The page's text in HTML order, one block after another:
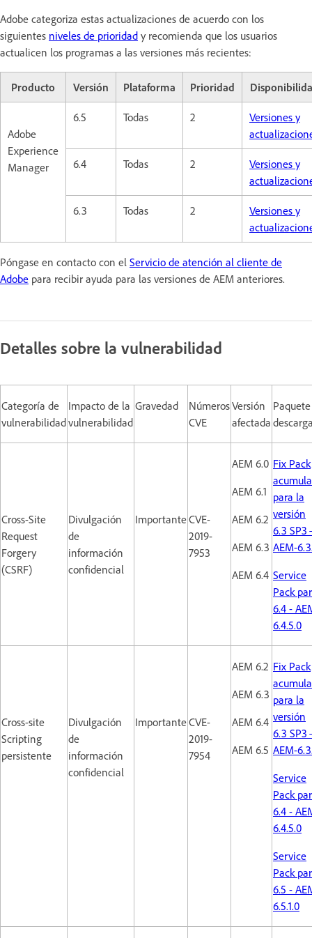
Adobe categoriza estas actualizaciones de acuerdo con los
siguientes niveles de prioridad y recomienda que los usuarios
actualicen los programas a las versiones más recientes:
Producto Versión Plataforma Prioridad
Adobe
Experience
Manager
6.5 Todas 2
Versiones y
6.4 Todas 2
Versiones y
6.3 Todas 2
Versiones y
Póngase en contacto con el Servicio de atención al cliente de
Adobe para recibir ayuda para las versiones de AEM anteriores.
Detalles sobre la vulnerabilidad
Categoría de
vulnerabilidad
Impacto de la
vulnerabilidad
Gravedad
Números
CVE
Versión
afectada
Cross-Site
Request
Forgery
(CSRF)
Divulgación
de
información
confidencial
ImportanteCVE-
2019-
7953
AEM 6.0
AEM 6.1
AEM 6.2
AEM 6.3
AEM 6.4
Fix Pack
para la
versión
6.3 SP3
AEM-
Service
Pack
6.4 -
6.4.5.0
Cross-site
Scripting
persistente
Divulgación
de
información
confidencial
ImportanteCVE-
2019-
7954
AEM 6.2
AEM 6.3
AEM 6.4
AEM 6.5
Fix Pack
para la
versión
6.3 SP3
AEM-
Service
Pack
6.4 -
6.4.5.0
Service
Pack
6.5 -
6.5.1.0